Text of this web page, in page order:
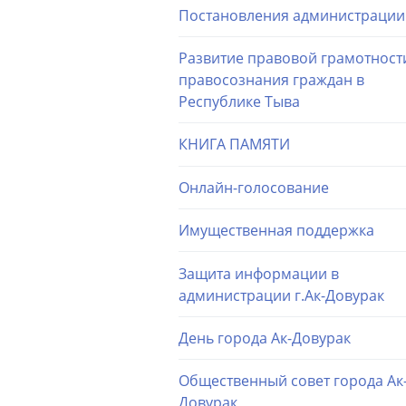
Постановления администрации
Развитие правовой
правосознания граждан в
Республике Тыва
КНИГА ПАМЯТИ
Онлайн-голосование
Имущественная поддержка
Защита информации в
администрации г.Ак-Довурак
День города Ак-Довурак
Общественный совет города